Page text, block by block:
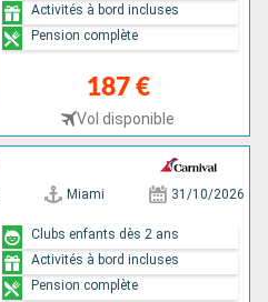
187 €
Vol disponible
Activités à bord incluses
Pension complète
Miami 31/10/2026
Clubs enfants dès 2 ans
Activités à bord incluses
Pension complète